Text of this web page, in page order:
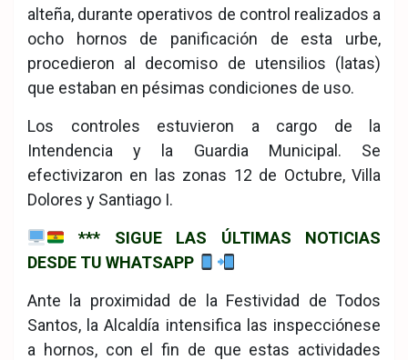
ook
pp
alteña, durante operativos de control realizados a
ocho hornos de panificación de esta urbe,
procedieron al decomiso de utensilios (latas)
que estaban en pésimas condiciones de uso.
Los controles estuvieron a cargo de la
Intendencia y la Guardia Municipal. Se
efectivizaron en las zonas 12 de Octubre, Villa
Dolores y Santiago I.
*** SIGUE LAS ÚLTIMAS NOTICIAS
DESDE TU WHATSAPP
Ante la proximidad de la Festividad de Todos
Santos, la Alcaldía intensifica las inspecciónese
a hornos, con el fin de que estas actividades